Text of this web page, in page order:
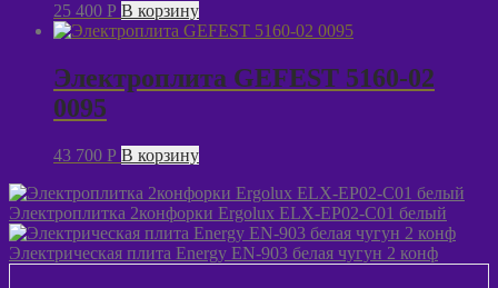
25 400 P В корзину
Электроплита GEFEST 5160-02
0095
43 700 P В корзину
Электроплитка 2конфорки Ergolux ELX-EP02-C01 белый
Электрическая плита Energy EN-903 белая чугун 2 конф